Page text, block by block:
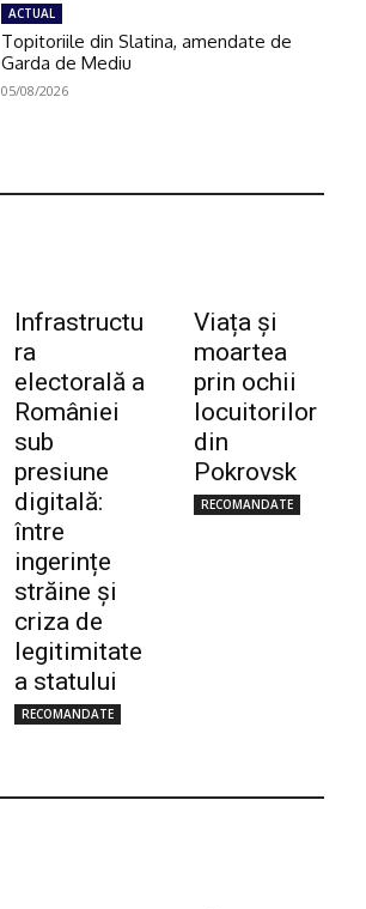
ACTUAL
Topitoriile din Slatina, amendate de
Garda de Mediu
05/08/2026
Infrastructu
ra
electorală a
României
sub
presiune
digitală:
între
ingerințe
străine și
criza de
legitimitate
a statului
RECOMANDATE
Viața și
moartea
prin ochii
locuitorilor
din
Pokrovsk
RECOMANDATE